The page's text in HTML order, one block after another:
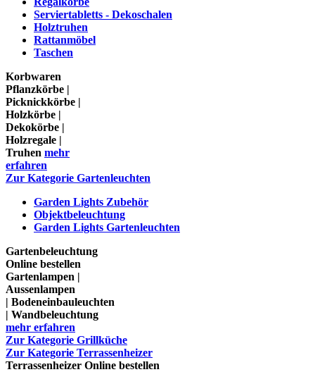
Serviertabletts - Dekoschalen
Holztruhen
Rattanmöbel
Taschen
Korbwaren
Pflanzkörbe |
Picknickkörbe |
Holzkörbe |
Dekokörbe |
Holzregale |
Truhen mehr
erfahren
Zur Kategorie Gartenleuchten
Garden Lights Zubehör
Objektbeleuchtung
Garden Lights Gartenleuchten
Gartenbeleuchtung
Online bestellen
Gartenlampen |
Aussenlampen
| Bodeneinbauleuchten
| Wandbeleuchtung
mehr erfahren
Zur Kategorie Grillküche
Zur Kategorie Terrassenheizer
Terrassenheizer Online bestellen